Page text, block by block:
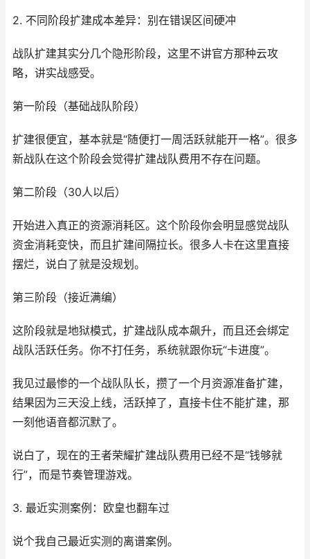
2. 不同阶段扩建成本差异：别在错误区间硬冲
战队扩建其实分几个隐形阶段，这里不讲官方那种云攻
略，讲实战感受。
第一阶段（基础战队阶段）
扩建很便宜，基本就是“随便打一周活跃就能开一格”。很多
新战队在这个阶段会觉得扩建战队费用不存在问题。
第二阶段（30人以后）
开始进入真正的资源消耗区。这个阶段你会明显感觉战队
资金消耗变快，而且扩建间隔拉长。很多人卡在这里直接
摆烂，说白了就是没规划。
第三阶段（接近满编）
这阶段就是地狱模式，扩建战队成本飙升，而且还会绑定
战队活跃任务。你不打任务，系统就跟你玩“卡进度”。
我见过最惨的一个战队队长，攒了一个月资源准备扩建，
结果因为三天没上线，活跃掉了，直接卡住不能扩建，那
一刻他语音都沉默了。
说白了，现在的王者荣耀扩建战队费用已经不是“钱够就
行”，而是节奏管理游戏。
3. 最近实测案例：欧皇也翻车过
说个我自己最近实测的离谱案例。